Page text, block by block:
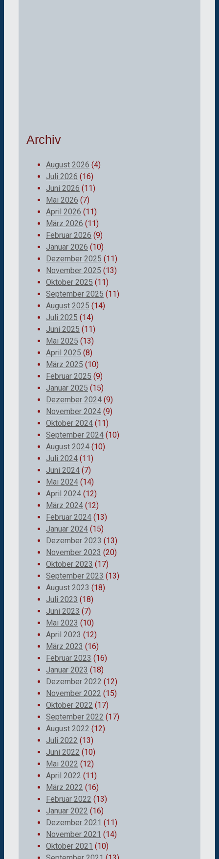
Archiv
August 2026 (4)
Juli 2026 (16)
Juni 2026 (11)
Mai 2026 (7)
April 2026 (11)
März 2026 (11)
Februar 2026 (9)
Januar 2026 (10)
Dezember 2025 (11)
November 2025 (13)
Oktober 2025 (11)
September 2025 (11)
August 2025 (14)
Juli 2025 (14)
Juni 2025 (11)
Mai 2025 (13)
April 2025 (8)
März 2025 (10)
Februar 2025 (9)
Januar 2025 (15)
Dezember 2024 (9)
November 2024 (9)
Oktober 2024 (11)
September 2024 (10)
August 2024 (10)
Juli 2024 (11)
Juni 2024 (7)
Mai 2024 (14)
April 2024 (12)
März 2024 (12)
Februar 2024 (13)
Januar 2024 (15)
Dezember 2023 (13)
November 2023 (20)
Oktober 2023 (17)
September 2023 (13)
August 2023 (18)
Juli 2023 (18)
Juni 2023 (7)
Mai 2023 (10)
April 2023 (12)
März 2023 (16)
Februar 2023 (16)
Januar 2023 (18)
Dezember 2022 (12)
November 2022 (15)
Oktober 2022 (17)
September 2022 (17)
August 2022 (12)
Juli 2022 (13)
Juni 2022 (10)
Mai 2022 (12)
April 2022 (11)
März 2022 (16)
Februar 2022 (13)
Januar 2022 (16)
Dezember 2021 (11)
November 2021 (14)
Oktober 2021 (10)